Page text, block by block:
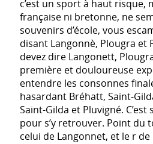
c’est un sport à haut risque,
française ni bretonne, ne
souvenirs d’école, vous
disant Langonnè, Plougra et
devez dire Langonett,
première et douloureuse
entendre les consonnes
hasardant Bréhatt, Saint-
Saint-Gilda et Pluvigné.
pour s’y retrouver. Point du
celui de Langonnet, et le r